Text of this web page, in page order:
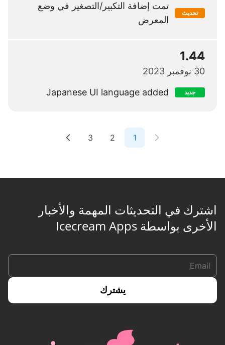
تحديث
تمت إضافة التكبير/التصغير في وضع
المعرض
1.44
30 نوفمبر 2023
جديد Japanese UI language added
1
2
3
اشترك في التحديثات المهمة والأخبار
الأخرى بواسطة Icecream Apps